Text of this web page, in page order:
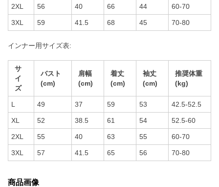
2XL 56 40 66 44 60-70
3XL 59 41.5 68 45 70-80
インナー用サイズ表:
サ
イ
ズ
バスト
(cm)
肩幅
(cm)
着丈
(cm)
袖丈
(cm)
推奨体重
(kg)
L 49 37 59 53 42.5-52.5
XL 52 38.5 61 54 52.5-60
2XL 55 40 63 55 60-70
3XL 57 41.5 65 56 70-80
商品画像